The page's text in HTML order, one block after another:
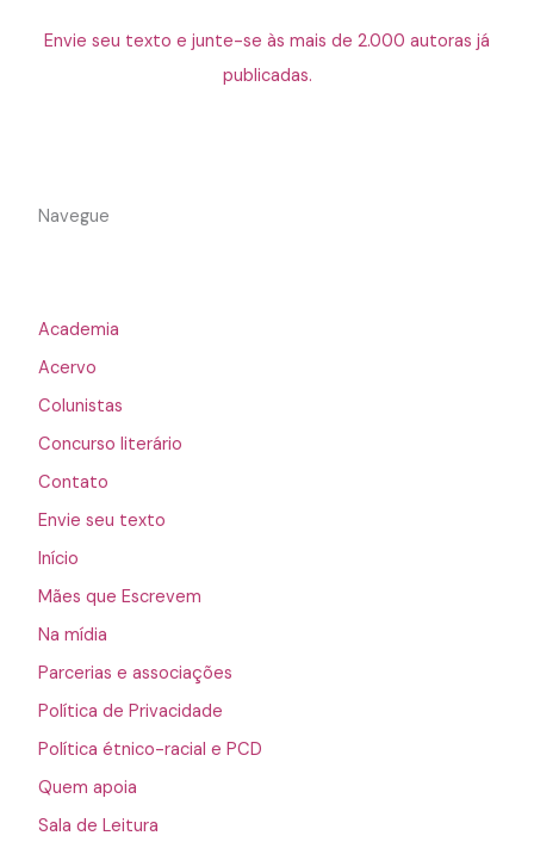
Envie seu texto e junte-se às mais de 2.000 autoras já
publicadas.
Navegue
Academia
Acervo
Colunistas
Concurso literário
Contato
Envie seu texto
Início
Mães que Escrevem
Na mídia
Parcerias e associações
Política de Privacidade
Política étnico-racial e PCD
Quem apoia
Sala de Leitura